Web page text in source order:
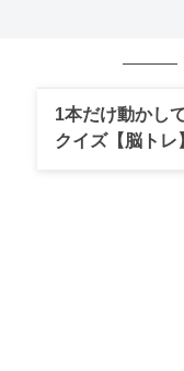
1本だけ動かし
クイズ【脳トレ